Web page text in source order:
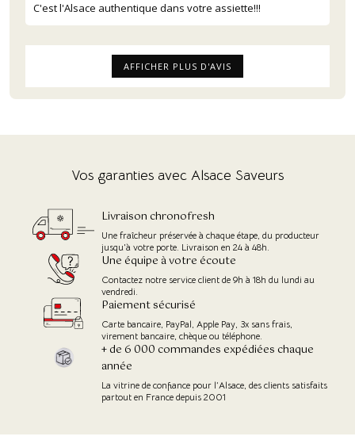
C'est l'Alsace authentique dans votre assiette!!!
AFFICHER PLUS D'AVIS
Vos garanties avec Alsace Saveurs
Livraison chronofresh
Une fraîcheur préservée à chaque étape, du producteur
jusqu'à votre porte. Livraison en 24 à 48h.
Une équipe à votre écoute
Contactez notre service client de 9h à 18h du lundi au
vendredi.
Paiement sécurisé
Carte bancaire, PayPal, Apple Pay, 3x sans frais,
virement bancaire, chèque ou téléphone.
+ de 6 000 commandes expédiées chaque
année
La vitrine de confiance pour l’Alsace, des clients satisfaits
partout en France depuis 2001